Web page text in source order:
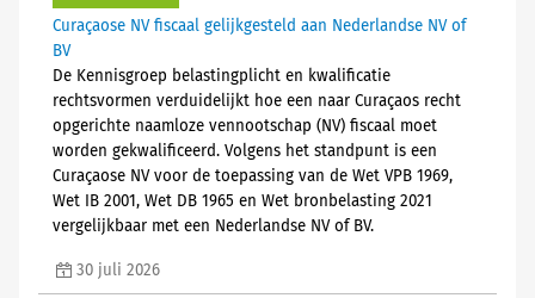
Curaçaose NV fiscaal gelijkgesteld aan Nederlandse NV of
BV
De Kennisgroep belastingplicht en kwalificatie
rechtsvormen verduidelijkt hoe een naar Curaçaos recht
opgerichte naamloze vennootschap (NV) fiscaal moet
worden gekwalificeerd. Volgens het standpunt is een
Curaçaose NV voor de toepassing van de Wet VPB 1969,
Wet IB 2001, Wet DB 1965 en Wet bronbelasting 2021
vergelijkbaar met een Nederlandse NV of BV.
30 juli 2026